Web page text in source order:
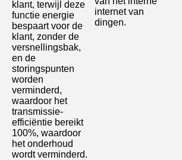
klant, terwijl deze
functie energie
bespaart voor de
klant, zonder de
versnellingsbak,
en de
storingspunten
worden
verminderd,
waardoor het
transmissie-
efficiëntie bereikt
100%, waardoor
het onderhoud
wordt verminderd.
internet van
dingen.